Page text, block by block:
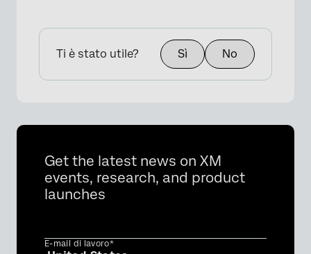
Ti è stato utile? Sì No
Get the latest news on XM
events, research, and product
launches
E-mail di lavoro*